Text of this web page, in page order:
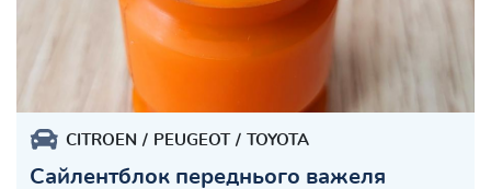
CITROEN PEUGEOT TOYOTA
Сайлентблок переднього важеля